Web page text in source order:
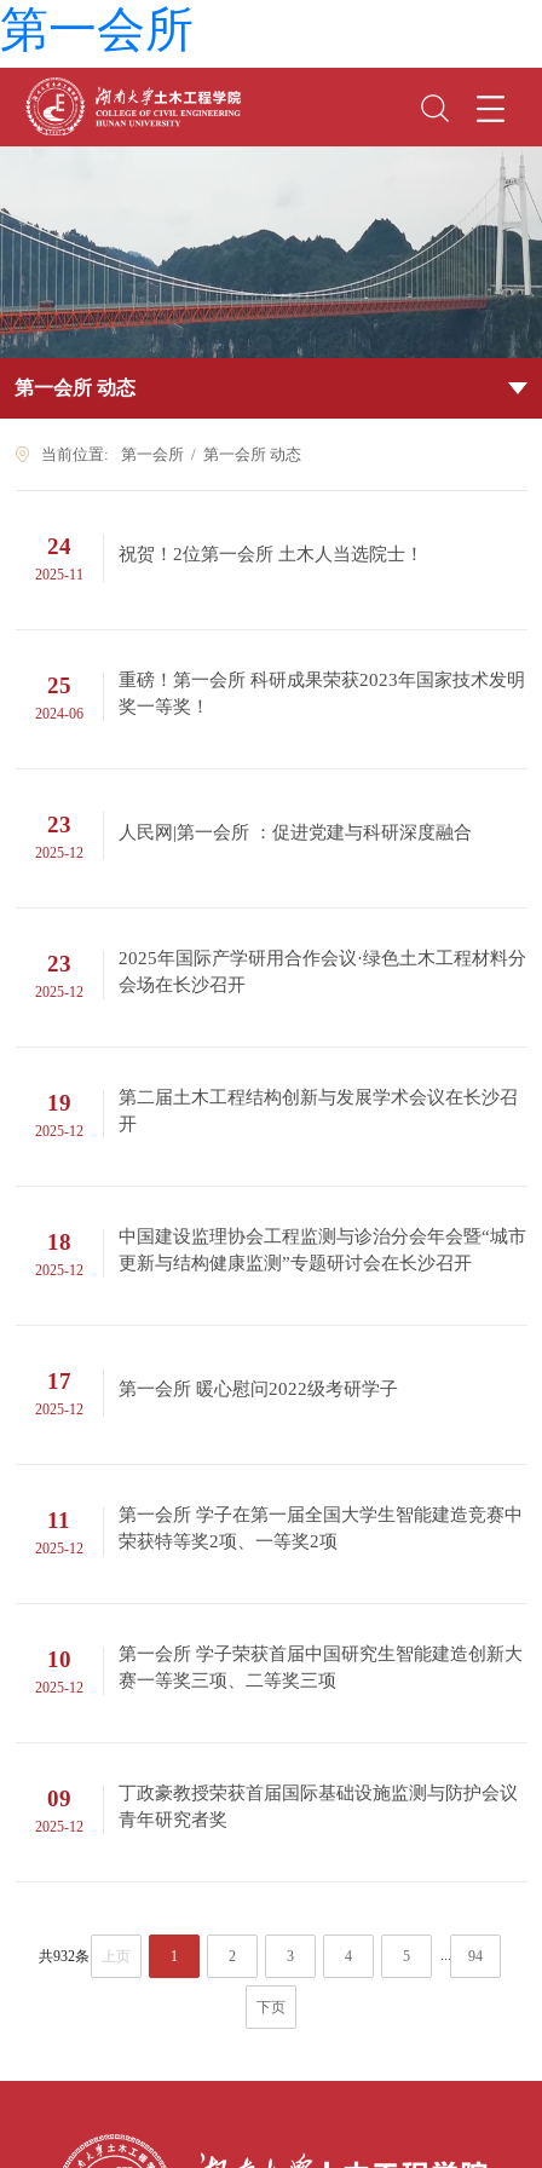
第一会所
第一会所 动态
当前位置: 第一会所 第一会所 动态
24
2025-11
祝贺！2位第一会所 土木人当选院士！
25
2024-06
重磅！第一会所 科研成果荣获2023年国家技术发明
奖一等奖！
23
2025-12
人民网|第一会所 ：促进党建与科研深度融合
23
2025-12
2025年国际产学研用合作会议·绿色土木工程材料分
会场在长沙召开
19
2025-12
第二届土木工程结构创新与发展学术会议在长沙召
开
18
2025-12
中国建设监理协会工程监测与诊治分会年会暨“城市
更新与结构健康监测”专题研讨会在长沙召开
17
2025-12
第一会所 暖心慰问2022级考研学子
11
2025-12
第一会所 学子在第一届全国大学生智能建造竞赛中
荣获特等奖2项、一等奖2项
10
2025-12
第一会所 学子荣获首届中国研究生智能建造创新大
赛一等奖三项、二等奖三项
09
2025-12
丁政豪教授荣获首届国际基础设施监测与防护会议
青年研究者奖
共932条 上页 1 2 3 4 5 94
下页